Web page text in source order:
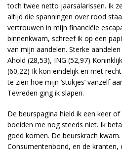
toch twee netto jaarsalarissen. Ik
altijd die spanningen over rood
vertrouwen in mijn financiële
binnenkwam, schreef ik op een
van mijn aandelen. Sterke
Ahold (28,53), ING (52,97)
(60,22) Ik kon eindelijk en met
te zien hoe mijn ‘stukjes’ vanzelf
Tevreden ging ik slapen.
De beurspagina hield ik een keer
boeiden me nog steeds niet. Ik
goed komen. De beurskrach
Consumentenbond, en de kranten,